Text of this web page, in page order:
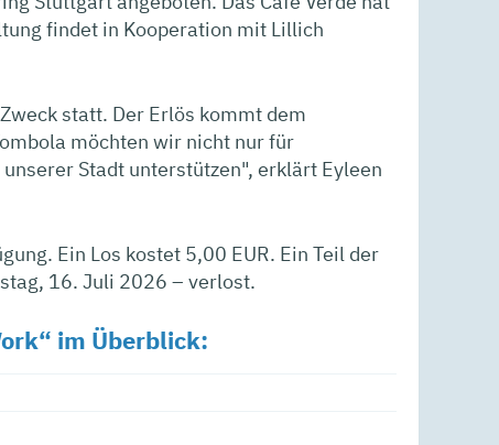
findet in Kooperation mit Lillich
statt. Der Erlös kommt dem
möchten wir nicht nur für
Stadt unterstützen", erklärt Eyleen
Ein Los kostet 5,00 EUR. Ein Teil der
16. Juli 2026 – verlost.
im Überblick: